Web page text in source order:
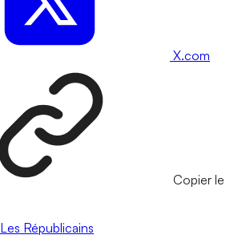
X.com
Copier le
Les Républicains